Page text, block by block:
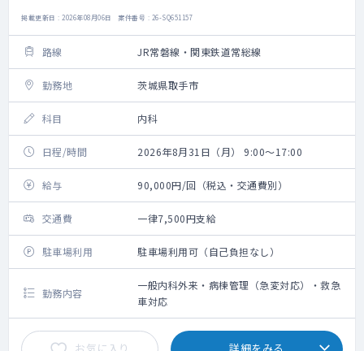
掲載更新日 : 2026年08月06日 案件番号 : 26-SQ651157
路線 JR常磐線・関東鉄道常総線
勤務地 茨城県取手市
科目 内科
日程/時間 2026年8月31日（月） 9:00～17:00
給与 90,000円/回（税込・交通費別）
交通費 一律7,500円支給
駐車場利用 駐車場利用可（自己負担なし）
勤務内容
一般内科外来・病棟管理（急変対応）・救急
車対応